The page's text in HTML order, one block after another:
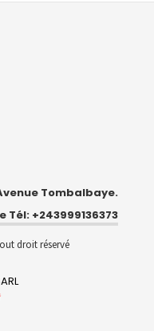
Tombalbaye.
+243999136373
droit réservé